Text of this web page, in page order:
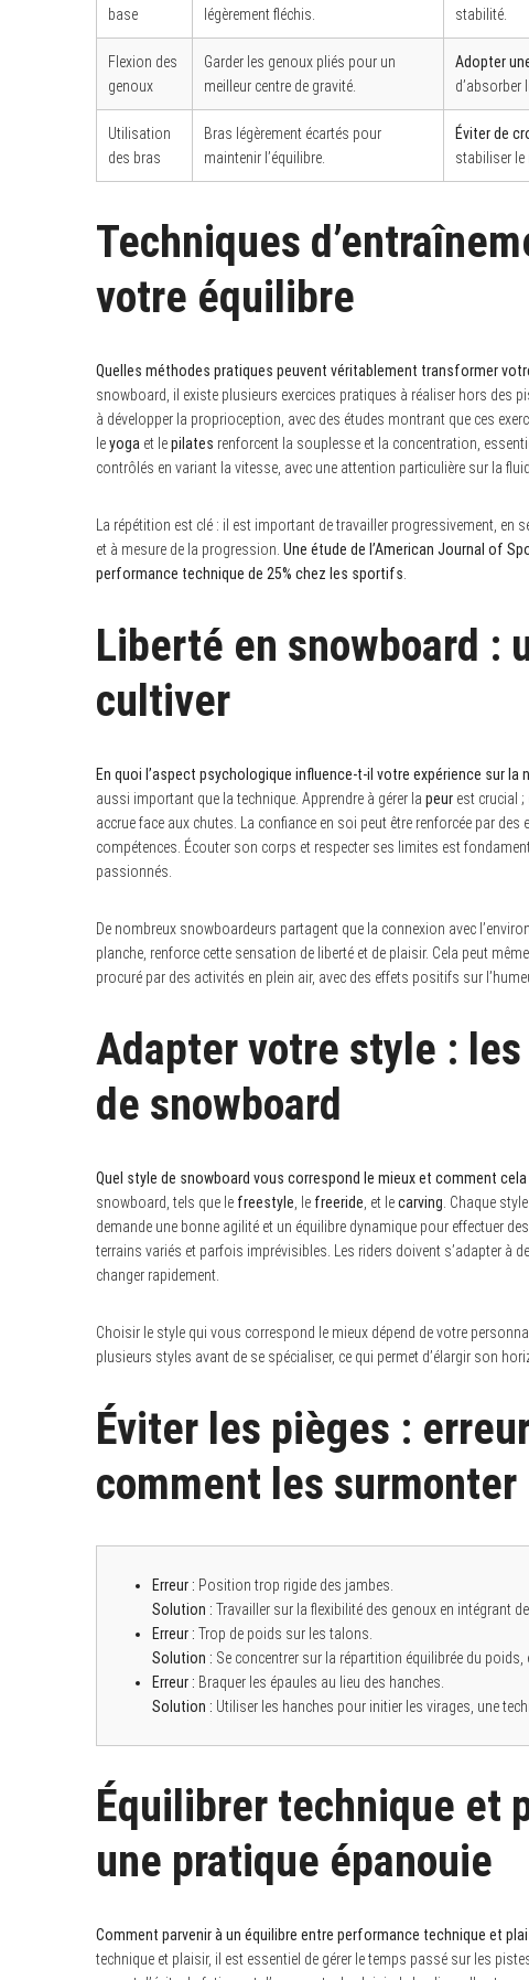
base
légèrement fléchis.
stabilité.
Flexion des
genoux
Garder les genoux pliés pour un
meilleur centre de gravité.
Adopter
d’absorber
Utilisation
des bras
Bras légèrement écartés pour
maintenir l’équilibre.
Éviter de
stabiliser le
Techniques
votre équilibre
Quelles méthodes pratiques peuvent véritablement transformer
snowboard, il existe plusieurs exercices pratiques à réaliser hors des
à développer la proprioception, avec des études montrant que ces
leyoga et lepilates renforcent la souplesse et la concentration,
contrôlés en variant la vitesse, avec une attention particulière sur la
La répétition est clé : il est important de travailler progressivement,
et à mesure de la progression. Une étude de l’American Journal of
performance technique de 25% chez les sportifs
Liberté en snowboard :
cultiver
En quoi l’aspect psychologique influence-t-il votre expérience sur la
aussi important que la technique. Apprendre à gérer la peur est crucial ;
accrue face aux chutes. La confiance en soi peut être renforcée par
compétences. Écouter son corps et respecter ses limites est
passionnés.
De nombreux snowboardeurs partagent que la connexion avec
planche, renforce cette sensation de liberté et de plaisir. Cela peut
procuré par des activités en plein air, avec des effets positifs sur
Adapter votre style :
de snowboard
Quel style de snowboard vous correspond le mieux et comment
snowboard, tels que le freestyle , le freeride , et lecarving . Chaque
demande une bonne agilité et un équilibre dynamique pour effectuer
terrains variés et parfois imprévisibles. Les riders doivent s’adapter à
changer rapidement.
Choisir le style qui vous correspond le mieux dépend de votre
plusieurs styles avant de se spécialiser, ce qui permet d’élargir son
Éviter les pièges :
comment les surmonter
Erreur : Position trop rigide des jambes.
Solution : Travailler sur la flexibilité des genoux en intégrant
Erreur : Trop de poids sur les talons.
Solution : Se concentrer sur la répartition équilibrée du
Erreur : Braquer les épaules au lieu des hanches.
Solution : Utiliser les hanches pour initier les virages, une
Équilibrer technique et
une pratique épanouie
Comment parvenir à un équilibre entre performance technique et
technique et plaisir, il est essentiel de gérer le temps passé sur les
S
e
r
c
o
r